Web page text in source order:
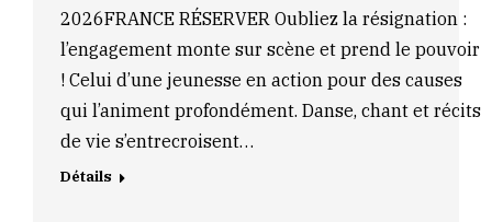
2026FRANCE RÉSERVER Oubliez la résignation :
l’engagement monte sur scène et prend le pouvoir
! Celui d’une jeunesse en action pour des causes
qui l’animent profondément. Danse, chant et récits
de vie s’entrecroisent…
Détails